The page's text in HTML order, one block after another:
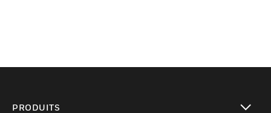
PRODUITS